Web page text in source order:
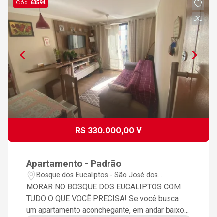
Cód. 63594
R$ 330.000,00 V
Apartamento - Padrão
Bosque dos Eucaliptos - São José dos
Campos/SP
MORAR NO BOSQUE DOS EUCALIPTOS COM
TUDO O QUE VOCÊ PRECISA! Se você busca
um apartamento aconchegante, em andar baixo e